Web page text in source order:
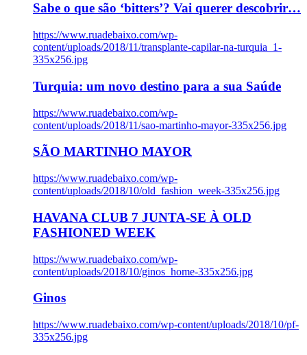
Sabe o que são ‘bitters’? Vai querer descobrir…
https://www.ruadebaixo.com/wp-
content/uploads/2018/11/transplante-capilar-na-turquia_1-
335x256.jpg
Turquia: um novo destino para a sua Saúde
https://www.ruadebaixo.com/wp-
content/uploads/2018/11/sao-martinho-mayor-335x256.jpg
SÃO MARTINHO MAYOR
https://www.ruadebaixo.com/wp-
content/uploads/2018/10/old_fashion_week-335x256.jpg
HAVANA CLUB 7 JUNTA-SE À OLD
FASHIONED WEEK
https://www.ruadebaixo.com/wp-
content/uploads/2018/10/ginos_home-335x256.jpg
Ginos
https://www.ruadebaixo.com/wp-content/uploads/2018/10/pf-
335x256.jpg